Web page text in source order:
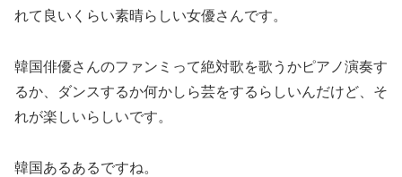
れて良いくらい素晴らしい女優さんです。
韓国俳優さんのファンミって絶対歌を歌うかピアノ演奏す
るか、ダンスするか何かしら芸をするらしいんだけど、そ
れが楽しいらしいです。
韓国あるあるですね。